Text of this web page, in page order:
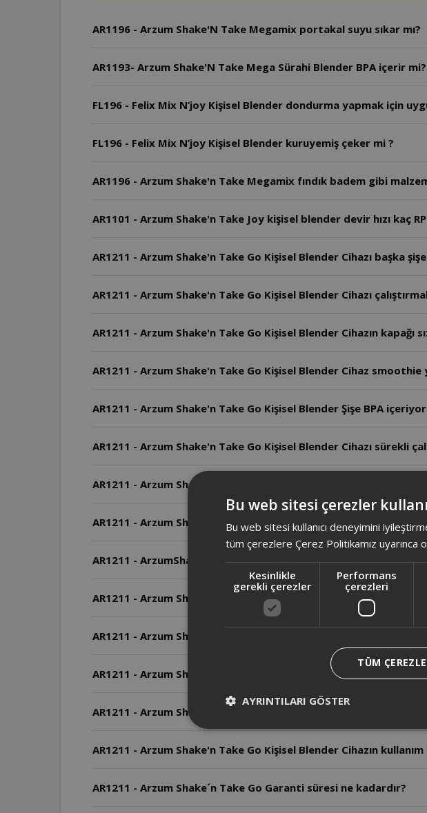
AR1196 - Arzum Shake'N Take Megamix portakal suyu sıkar mı?
AR1193- Arzum Shake'N Take Mega Sürahi Blender BPA içerir mi?
FL196 - Felix Mix N’joy Kişisel Blender dondurma yapmak için
FL196 - Felix Mix N’joy Kişisel Blender kuruyemiş çeker mi ?
AR1196 - Arzum Shake'n Take Megamix fındık badem gibi
AR1101 - Arzum Shake'n Take Joy kişisel blender devir hızı kaç
AR1211 - Arzum Shake'n Take Go Kişisel Blender Cihazı başka
AR1211 - Arzum Shake'n Take Go Kişisel Blender Cihazı
AR1211 - Arzum Shake'n Take Go Kişisel Blender Cihazın kapağı
AR1211 - Arzum Shake'n Take Go Kişisel Blender Cihaz
AR1211 - Arzum Shake'n Take Go Kişisel Blender Şişe BPA
AR1211 - Arzum Shake'n Take Go Kişisel Blender Cihazı sürekli
AR1211 - Arzum Shake'n Take Go Kişisel Blender Cihazı ilk
AR1211 - Arzum Shake'n Take Go Kişisel Blender Cihaz çalışırken
AR1211 - ArzumShake'n Take Go Kişisel Blender bıçakları
AR1211 - Arzum Shake'n Take Go Kişisel Blender Hazneyi
AR1211 - Arzum Shake´n Take Go Kişisel Blender Cihazın bıçakları
AR1211 - Arzum Shake'n Take Go Kişisel Blender Sadece katı
AR1211 - Arzum Shake'n Take Go Kişisel Blender Cihazla buz
AR1211 - Arzum Shake'n Take Go Kişisel Blender Cihazın
AR1211 - Arzum Shake´n Take Go Garanti süresi ne kadardır?
Bu web sitesi çerezler
Bu web sitesi kullanıcı deneyimini
tüm çerezlere Çerez Politikamız uyarınca
Kesinlikle
gerekli çerezler
Performans
çerezleri
TÜM
AYRINTILARI GÖSTER